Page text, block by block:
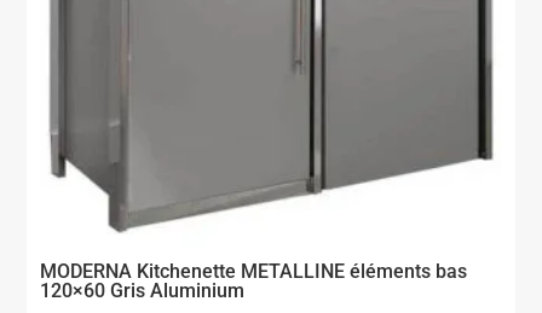
MODERNA Kitchenette METALLINE éléments bas
120×60 Gris Aluminium